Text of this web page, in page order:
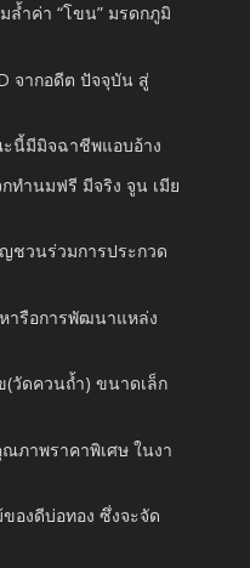
ล้ำค่า “โขน” มรดกภูมิ
จากอดีต ปัจจุบัน สู่
ะนี้มีมิจฉาชีพแอบอ้าง
ทำนมฟรี มีจริง จูน เมีย
ชวนร่วมการประกวด
ารือการพัฒนาแหล่ง
วัดควนถ้ำ) ขนาดเล็ก
ภาพราคาพิเศษ ในงา
องดีบ่อทอง ซึ่งจะจัด